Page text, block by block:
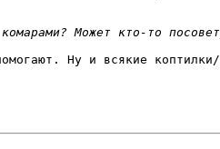
Ну и всякие